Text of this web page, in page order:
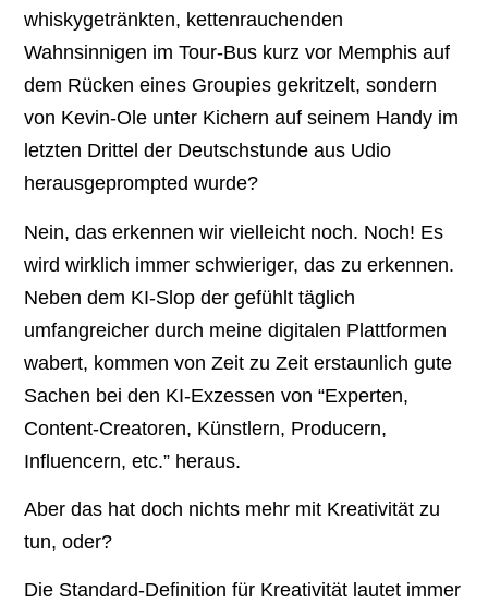
whiskygetränkten, kettenrauchenden
Wahnsinnigen im Tour-Bus kurz vor Memphis auf
dem Rücken eines Groupies gekritzelt, sondern
von Kevin-Ole unter Kichern auf seinem Handy im
letzten Drittel der Deutschstunde aus Udio
herausgeprompted wurde?
Nein, das erkennen wir vielleicht noch. Noch! Es
wird wirklich immer schwieriger, das zu erkennen.
Neben dem KI-Slop der gefühlt täglich
umfangreicher durch meine digitalen Plattformen
wabert, kommen von Zeit zu Zeit erstaunlich gute
Sachen bei den KI-Exzessen von “Experten,
Content-Creatoren, Künstlern, Producern,
Influencern, etc.” heraus.
Aber das hat doch nichts mehr mit Kreativität zu
tun, oder?
Die Standard-Definition für Kreativität lautet immer